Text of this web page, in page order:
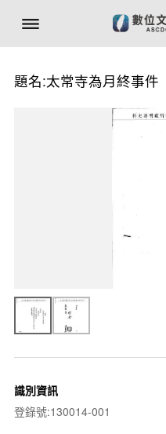
題名:太常寺為月終事件
識別資訊
登錄號:130014-001